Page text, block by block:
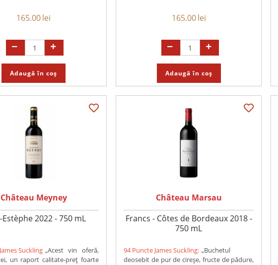
165.00lei
Adaugă în coș
165.00lei
Adaugă în coș
Château Meyney
Estèphe 2022 - 750 mL
Suckling „Acest vin oferă,
un raport calitate-preț foarte
Château Marsau
Francs - Côtes de Bordeaux 2018 -
750 mL
94 Puncte James Suckling: „Buchetul
deosebit de pur de cireșe, fructe de pădure,